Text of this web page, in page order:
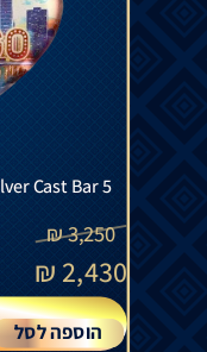
Cast Bar 5
3,250
₪
2,430
₪
הוספה לסל